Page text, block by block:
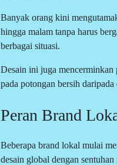
Banyak orang kini
hingga malam tanpa harus
berbagai situasi.
Desain ini juga mencerminkan
pada potongan bersih
Peran Brand
Beberapa brand lokal mulai
desain global dengan